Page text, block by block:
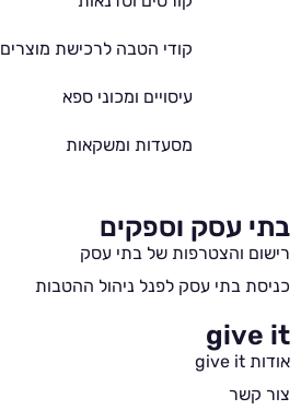
קודי הטבה לרכישת מוצרים
עיסויים ומכוני ספא
מסעדות ומשקאות
בתי עסק וספקים
רישום והצטרפות של בתי עסק
כניסת בתי עסק לפנל ניהול ההטבות
give it
אודות give it
צור קשר